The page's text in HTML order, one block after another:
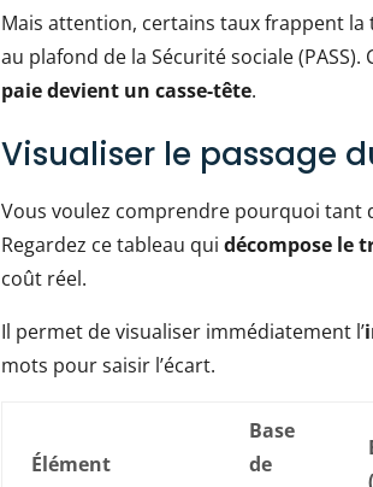
Mais attention, certains taux frappent la
au plafond de la Sécurité sociale (PASS).
paie devient un casse-tête.
Visualiser le passage
Vous voulez comprendre pourquoi tant
Regardez ce tableau quidécompose le
coût réel.
Il permet de visualiser immédiatement l’
mots pour saisir l’écart.
Élément
Base
de